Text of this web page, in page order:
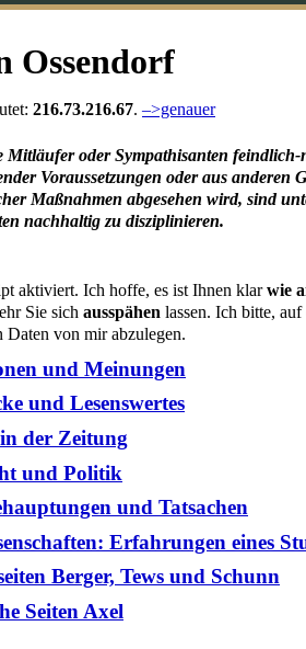
Ossendorf
216.73.216.67. –>genauer
Mitläufer oder Sympathisanten feindlich-
Voraussetzungen oder aus anderen
Maßnahmen abgesehen wird, sind
nachhaltig zu disziplinieren.
aktiviert. Ich hoffe, es ist Ihnen klarwie
Sie sich ausspähen lassen. Ich bitte,
Daten von mir abzulegen.
und Meinungen
und Lesenswertes
der Zeitung
und Politik
und Tatsachen
Erfahrungen eines
Berger, Tews und Schunn
Seiten Axel